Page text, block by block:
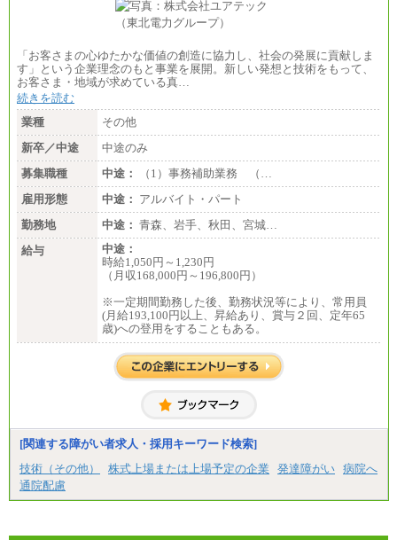
「お客さまの心ゆたかな価値の創造に協力し、社会の発展に貢献しま
す」という企業理念のもと事業を展開。新しい発想と技術をもって、
お客さま・地域が求めている真…
続きを読む
業種
その他
新卒／中途
中途のみ
募集職種
中途：
（1）事務補助業務 （…
雇用形態
中途： アルバイト・パート
勤務地
中途： 青森、岩手、秋田、宮城…
給与
中途：
時給1,050円～1,230円
（月収168,000円～196,800円）
※一定期間勤務した後、勤務状況等により、常用員
(月給193,100円以上、昇給あり、賞与２回、定年65
歳)への登用をすることもある。
[関連する障がい者求人・採用キーワード検索]
技術（その他）
株式上場または上場予定の企業 発達障がい 病院へ
通院配慮